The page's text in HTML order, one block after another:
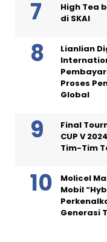
High Tea
di SKAI
Lianlian
Proses
Global
Final
CUP V
Tim-Tim
Molicel
Mobil
Generasi